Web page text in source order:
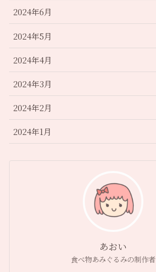
2024年6月
2024年5月
2024年4月
2024年3月
2024年2月
2024年1月
あおい
食べ物あみぐるみの制作者